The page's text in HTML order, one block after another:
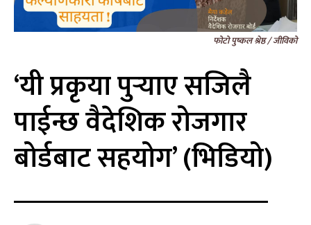
फोटो पुष्कल श्रेष्ठ / जीविको
‘यी प्रकृया पुर्‍याए सजिलै
पाईन्छ वैदेशिक रोजगार
बोर्डबाट सहयोग’ (भिडियो)